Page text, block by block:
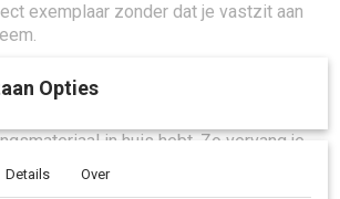
exemplaar zonder dat je vastzit aan
wanneer je bestaande
nog in goede staat zijn of wanneer je al
in huis hebt. Zo vervang je
houd je het onderhoud praktisch en
te leveren op veiligheid of
Opties
Details Over